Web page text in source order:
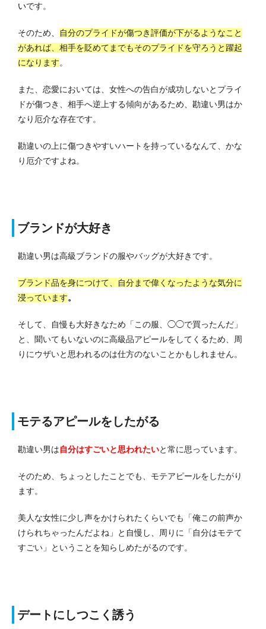
いです。
そのため、
自分のプライドが傷つき評価が下がるようなこと
があれば、相手を貶めてまでもそのプライドを守ろうと躍起
になります。
また、恋愛においては、女性への告白が成功しないとプライ
ドが傷つき、相手へ逆上する傾向があるため、勘違い男はか
なり厄介な存在です。
勘違いの上に傷つきやすいハートを持っているなんて、かな
り厄介ですよね。
ブランドが大好き
勘違い男は高級ブランドの服やバッグが大好きです。
ブランド品を身につけて、自分まで偉くなったような気分に
浸っています。
そして、自慢も大好きなため「この服、◯◯で買ったんだ」
と、聞いてもいないのに高級品アピールをしてくるため、周
りにウザいと思われるのは仕方のないことかもしれません。
モテるアピールをしたがる
勘違い男は自分はすごいと思われたいと常に思っています。
そのため、ちょっとしたことでも、モテアピールをしたがり
ます。
美人な女性に少し声をかけられたくらいでも「俺この前声か
けられちゃったんだよね」と自慢し、周りに「自分はモテて
すごい」ということを知らしめたがるのです。
デートにしつこく誘う